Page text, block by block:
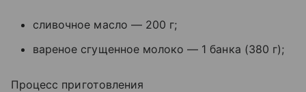
сливочное масло — 200 г;
вареное сгущенное молоко — 1 банка (380 г);
Процесс приготовления